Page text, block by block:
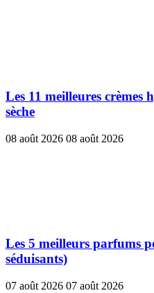
Les 11 meilleures crèmes
sèche
08 août 2026 08 août 2026
Les 5 meilleurs parfums
séduisants)
07 août 2026 07 août 2026